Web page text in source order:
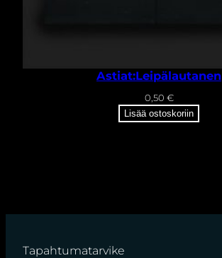
Astiat:Leipälautanen
0,50 €
Lisää ostoskoriin
Tapahtumatarvike